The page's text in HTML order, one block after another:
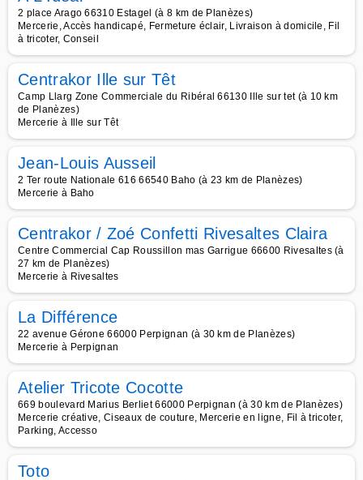
2 place Arago 66310 Estagel (à 8 km de Planèzes)
Mercerie, Accès handicapé, Fermeture éclair, Livraison à domicile, Fil
à tricoter, Conseil
Centrakor Ille sur Têt
Camp Llarg Zone Commerciale du Ribéral 66130 Ille sur tet (à 10 km
de Planèzes)
Mercerie à Ille sur Têt
Jean-Louis Ausseil
2 Ter route Nationale 616 66540 Baho (à 23 km de Planèzes)
Mercerie à Baho
Centrakor / Zoé Confetti Rivesaltes Claira
Centre Commercial Cap Roussillon mas Garrigue 66600 Rivesaltes (à
27 km de Planèzes)
Mercerie à Rivesaltes
La Différence
22 avenue Gérone 66000 Perpignan (à 30 km de Planèzes)
Mercerie à Perpignan
Atelier Tricote Cocotte
669 boulevard Marius Berliet 66000 Perpignan (à 30 km de Planèzes)
Mercerie créative, Ciseaux de couture, Mercerie en ligne, Fil à tricoter,
Parking, Accesso
Toto